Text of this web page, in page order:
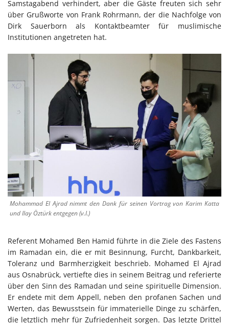
Samstagabend verhindert, aber die Gäste freuten sich sehr
über Grußworte von Frank Rohrmann, der die Nachfolge von
Dirk Sauerborn als Kontaktbeamter für muslimische
Institutionen angetreten hat.
Mohammad El Ajrad nimmt den Dank für seinen Vortrag von Karim Katta
und Ilay Öztürk entgegen (v.l.)
Referent Mohamed Ben Hamid führte in die Ziele des Fastens
im Ramadan ein, die er mit Besinnung, Furcht, Dankbarkeit,
Toleranz und Barmherzigkeit beschrieb. Mohamed El Ajrad
aus Osnabrück, vertiefte dies in seinem Beitrag und referierte
über den Sinn des Ramadan und seine spirituelle Dimension.
Er endete mit dem Appell, neben den profanen Sachen und
Werten, das Bewusstsein für immaterielle Dinge zu schärfen,
die letztlich mehr für Zufriedenheit sorgen. Das letzte Drittel